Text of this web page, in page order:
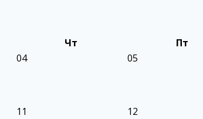
Чт
Пт
04 05
11 12